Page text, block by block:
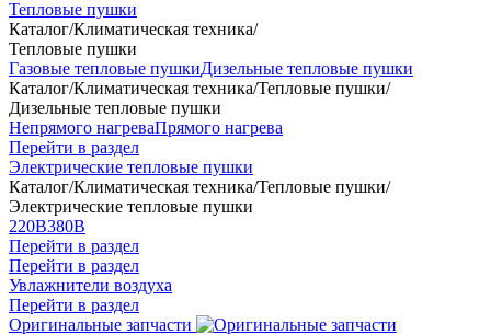
Тепловые пушки
Каталог/Климатическая техника/
Тепловые пушки
Газовые тепловые пушкиДизельные тепловые пушки
Каталог/Климатическая техника/Тепловые пушки/
Дизельные тепловые пушки
Непрямого нагреваПрямого нагрева
Перейти в раздел
Электрические тепловые пушки
Каталог/Климатическая техника/Тепловые пушки/
Электрические тепловые пушки
220В380В
Перейти в раздел
Перейти в раздел
Увлажнители воздуха
Перейти в раздел
Оригинальные запчасти